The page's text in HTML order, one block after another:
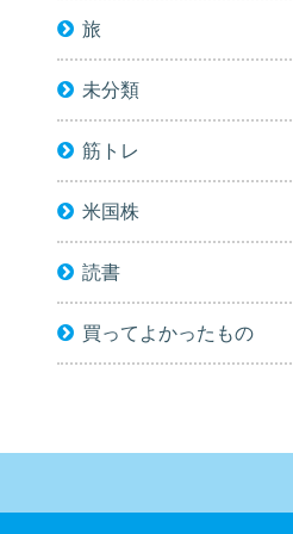
旅
未分類
筋トレ
米国株
読書
買ってよかったもの